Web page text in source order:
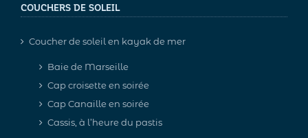
COUCHERS DE SOLEIL
Coucher de soleil en kayak de mer
Baie de Marseille
Cap croisette en soirée
Cap Canaille en soirée
Cassis, à l’heure du pastis